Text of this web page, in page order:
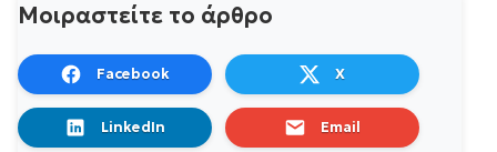
Μοιραστείτε το άρθρο
Facebook X
LinkedIn Email